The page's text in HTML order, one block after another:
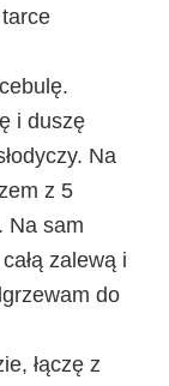
i duszę
Na
z 5
Na sam
zalewą i
do
łączę z